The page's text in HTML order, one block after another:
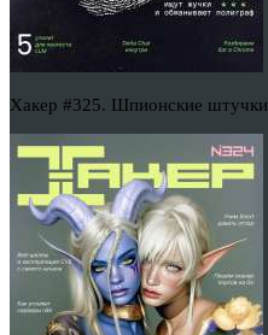
Хакер #325. Шпионские штучки